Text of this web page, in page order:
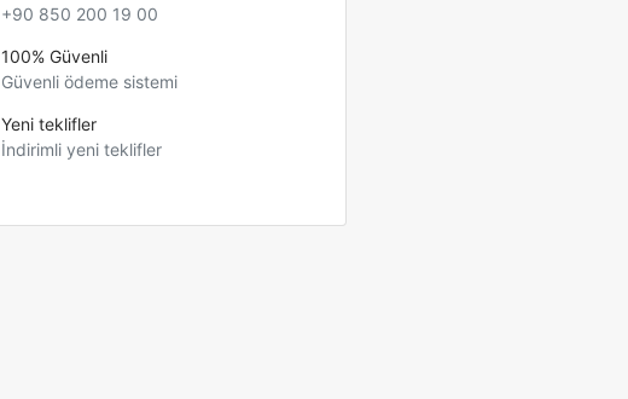
+90 850 200 19 00
100% Güvenli
Güvenli ödeme sistemi
Yeni teklifler
İndirimli yeni teklifler